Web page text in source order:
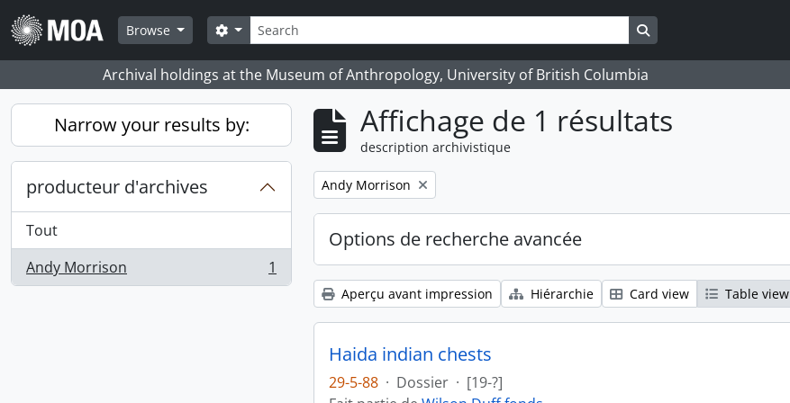
Skip to main content
Browse
Rechercher
Search options Search in browse page
Archival holdings at the Museum of Anthropology, University of British Columbia
Narrow your results by:
producteur d'archives
Tout
Andy Morrison
, 1 résultats 1
Affichage de 1 résultats
description archivistique
Remove filter:
Andy Morrison
Options de recherche avancée
Aperçu avant impression Hiérarchie Card view Table view
Haida indian chests
29-5-88 · Dossier · [19-?]